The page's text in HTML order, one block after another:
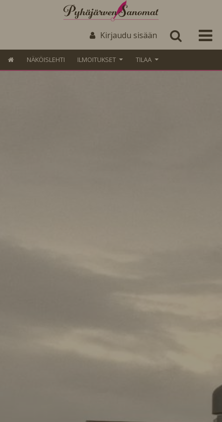
Kirjaudu sisään
NÄKÖISLEHTI ILMOITUKSET TILAA